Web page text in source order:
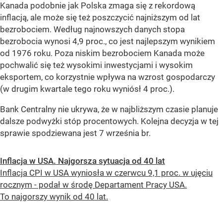
Kanada podobnie jak Polska zmaga się z rekordową
inflacją, ale może się też poszczycić najniższym od lat
bezrobociem. Według najnowszych danych stopa
bezrobocia wynosi 4,9 proc., co jest najlepszym wynikiem
od 1976 roku. Poza niskim bezrobociem Kanada może
pochwalić się też wysokimi inwestycjami i wysokim
eksportem, co korzystnie wpływa na wzrost gospodarczy
(w drugim kwartale tego roku wyniósł 4 proc.).
Bank Centralny nie ukrywa, że w najbliższym czasie planuje
dalsze podwyżki stóp procentowych. Kolejna decyzja w tej
sprawie spodziewana jest 7 września br.
Inflacja w USA. Najgorsza sytuacja od 40 lat
Inflacja CPI w USA wyniosła w czerwcu 9,1 proc. w ujęciu
rocznym - podał w środę Departament Pracy USA.
To najgorszy wynik od 40 lat.